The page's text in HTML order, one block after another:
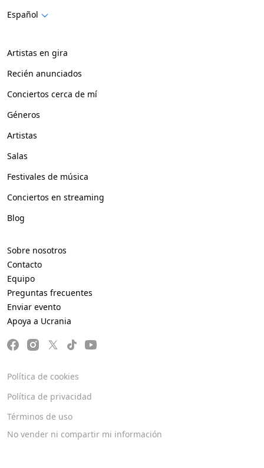
Español
Artistas en gira
Recién anunciados
Conciertos cerca de mí
Géneros
Artistas
Salas
Festivales de música
Conciertos en streaming
Blog
Sobre nosotros
Contacto
Equipo
Preguntas frecuentes
Enviar evento
Apoya a Ucrania
Política de cookies
Política de privacidad
Términos de uso
No vender ni compartir mi información